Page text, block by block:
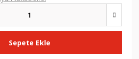
Sepete Ekle